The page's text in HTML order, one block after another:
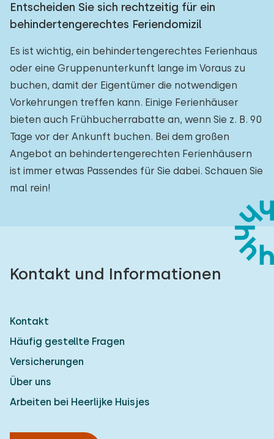
Entscheiden Sie sich rechtzeitig für ein
behindertengerechtes Feriendomizil
Es ist wichtig, ein behindertengerechtes Ferienhaus
oder eine Gruppenunterkunft lange im Voraus zu
buchen, damit der Eigentümer die notwendigen
Vorkehrungen treffen kann. Einige Ferienhäuser
bieten auch Frühbucherrabatte an, wenn Sie z. B. 90
Tage vor der Ankunft buchen. Bei dem großen
Angebot an behindertengerechten Ferienhäusern
ist immer etwas Passendes für Sie dabei. Schauen Sie
mal rein!
Kontakt und Informationen
Kontakt
Häufig gestellte Fragen
Versicherungen
Über uns
Arbeiten bei Heerlijke Huisjes